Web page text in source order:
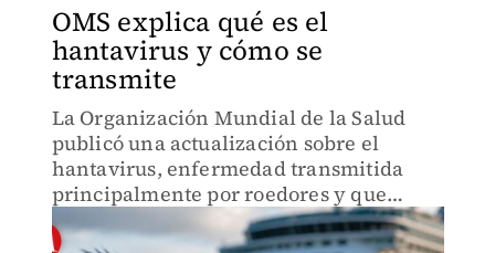
OMS explica qué es el
hantavirus y cómo se
transmite
La Organización Mundial de la Salud
publicó una actualización sobre el
hantavirus, enfermedad transmitida
principalmente por roedores y que
recientemente volvió a generar atención
internacional tras el brote detectado en